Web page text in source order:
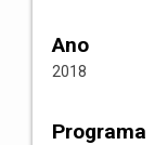
Ano
2018
Programa